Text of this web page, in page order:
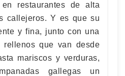
restaurantes de alta
callejeros. Y es que su
y fina, junto con una
rellenos que van desde
mariscos y verduras,
gallegas un